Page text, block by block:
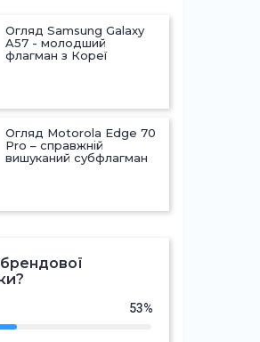
Огляд Samsung Galaxy
A57 - молодший
флагман з Кореї
Огляд Motorola Edge 70
Pro – справжній
вишуканий субфлагман
53%